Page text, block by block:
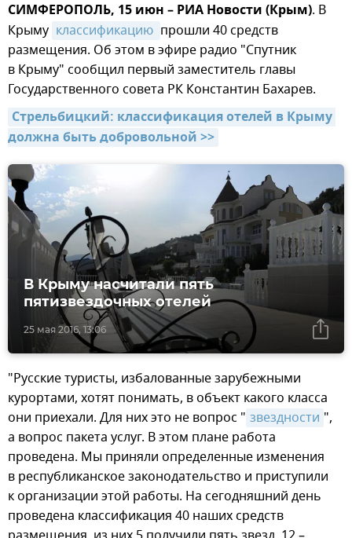
СИМФЕРОПОЛЬ, 15 июн – РИА Новости (Крым). В
Крыму классификацию прошли 40 средств
размещения. Об этом в эфире радио "Спутник
в Крыму" сообщил первый заместитель главы
Государственного совета РК Константин Бахарев.
Стрельбицкий: классификация отелей в Крыму
должна быть добровольной >>
25 мая 2016, 13:06
В Крыму насчитали пять
пятизвездочных отелей
"Русские туристы, избалованные зарубежными
курортами, хотят понимать, в объект какого класса
они приехали. Для них это не вопрос " звездности ",
а вопрос пакета услуг. В этом плане работа
проведена. Мы приняли определенные изменения
в республиканское законодательство и приступили
к организации этой работы. На сегодняшний день
проведена классификация 40 наших средств